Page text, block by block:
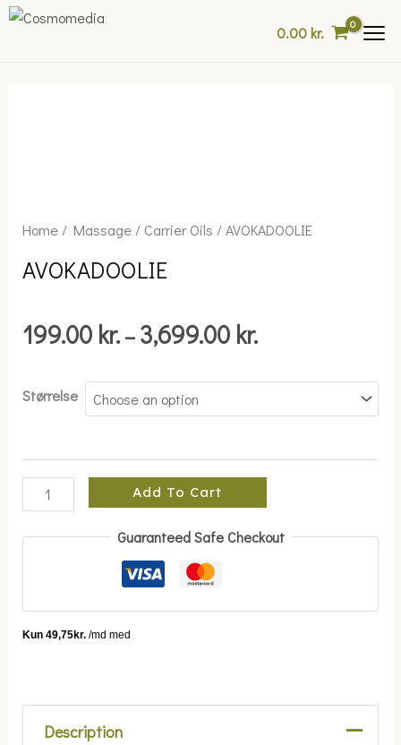
Skip
0.00kr.
Home/ Massage/ Carrier Oils / AVOKADOOLIE
AVOKADOOLIE
199.00 kr. – 3,699.00 kr.
Price
Størrelse
AVOKADOOLIE
Add To Cart
Guaranteed Safe Checkout
Description